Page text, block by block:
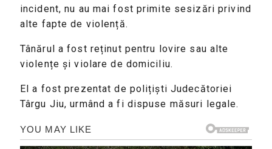
incident, nu au mai fost primite sesizări privind
alte fapte de violență.
Tânărul a fost reținut pentru lovire sau alte
violențe și violare de domiciliu.
El a fost prezentat de polițiști Judecătoriei
Târgu Jiu, urmând a fi dispuse măsuri legale.